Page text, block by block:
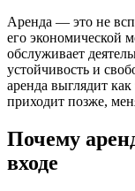
Аренда — это не
его экономической
обслуживает
устойчивость и
аренда выглядит
приходит позже,
Почему
входе